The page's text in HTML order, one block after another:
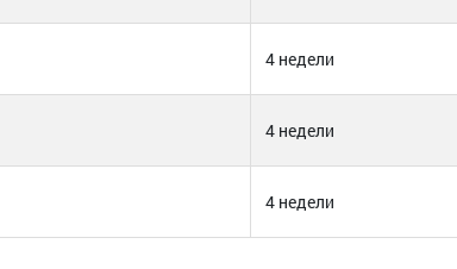
4 недели
4 недели
4 недели